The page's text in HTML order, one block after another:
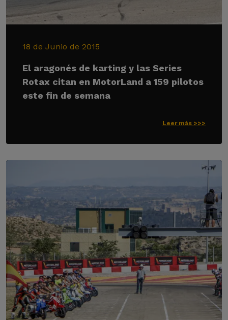
18 de Junio de 2015
El aragonés de karting y las Series
Rotax citan en MotorLand a 159 pilotos
este fin de semana
Leer más >>>